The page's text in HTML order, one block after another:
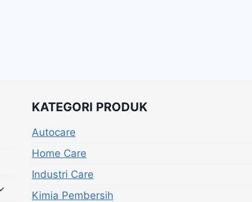
KATEGORI PRODUK
Autocare
Home Care
Industri Care
Kimia Pembersih